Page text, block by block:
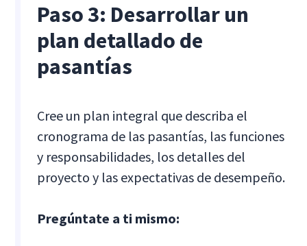
Paso 3: Desarrollar un
plan detallado de
pasantías
Cree un plan integral que describa el
cronograma de las pasantías, las funciones
y responsabilidades, los detalles del
proyecto y las expectativas de desempeño.
Pregúntate a ti mismo: